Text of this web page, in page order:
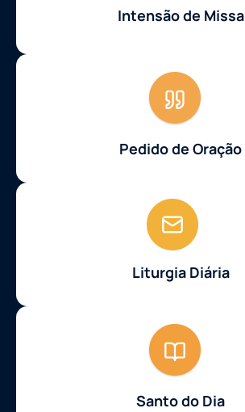
Intensão de Missa
Pedido de Oração
Liturgia Diária
Santo do Dia